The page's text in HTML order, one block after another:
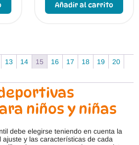
pueden
elegir
en
de
producto
Añadir al carrito
13 14 15 16 17 18 19
20
niños y niñas
debe elegirse teniendo en cuenta la
y las características de cada